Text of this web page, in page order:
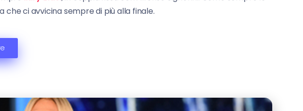
ci avvicina sempre di più alla finale.